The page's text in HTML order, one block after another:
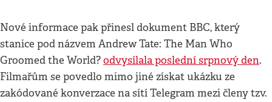
Nové informace pak přinesl dokument BBC, který
stanice pod názvem Andrew Tate: The Man Who
Groomed the World?odvysílala poslední srpnový den.
Filmařům se povedlo mimo jiné získat ukázku ze
zakódované konverzace na sítí Telegram mezi členy tzv.